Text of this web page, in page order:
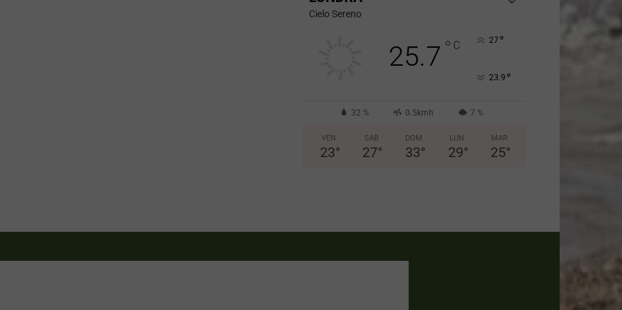
Cielo Sereno
25.7 ° C 27 °
23.9 °
32 % 0.5kmh 7 %
VEN
23°
SAB
27°
DOM
33°
LUN
29°
MAR
25°